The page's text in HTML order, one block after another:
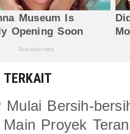
TERKAIT
Mulai Bersih-
Proyek